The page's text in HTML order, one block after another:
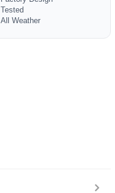
Tested
All Weather